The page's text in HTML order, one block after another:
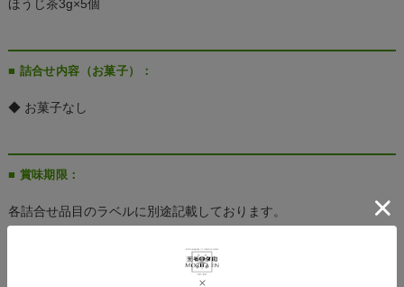
ほうじ茶3g×5個
■ 詰合せ内容（お菓子）：
◆ お菓子なし
■ 賞味期限：
各詰合せ品目のラベルに別途記載しております。